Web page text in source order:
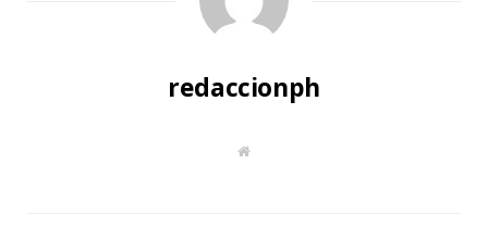
redaccionph
W